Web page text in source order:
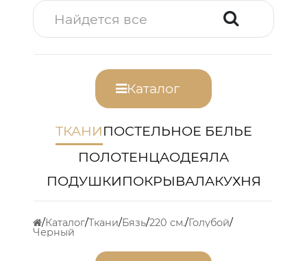
Каталог
ТКАНИПОСТЕЛЬНОЕ БЕЛЬЕ
ПОЛОТЕНЦАОДЕЯЛА
ПОДУШКИПОКРЫВАЛАКУХНЯ
Каталог Ткани Бязь 220 см. Голубой
Черный